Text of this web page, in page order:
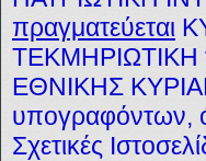
πραγματεύεται
ΕΘΝΙΚΗΣ
υπογραφόντων,
Σχετικές